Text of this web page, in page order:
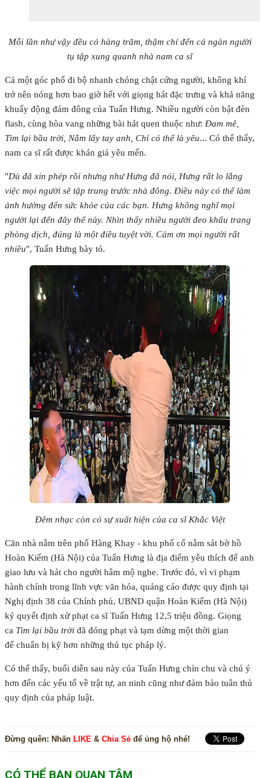
Mỗi lần như vậy đều có hàng trăm, thậm chí đến cả ngàn người
tụ tập xung quanh nhà nam ca sĩ
Cả một góc phố đi bộ nhanh chóng chật cứng người, không khí
trở nên nóng hơn bao giờ hết với giọng hát đặc trưng và khả năng
khuấy động đám đông của Tuấn Hưng. Nhiều người còn bật đèn
flash, cùng hòa vang những bài hát quen thuộc như: Đam mê,
Tìm lại bầu trời, Nắm lấy tay anh, Chỉ có thể là yêu... Có thể thấy,
nam ca sĩ rất được khán giả yêu mến.
"Dù đã xin phép rồi nhưng như Hưng đã nói, Hưng rất lo lắng
việc mọi người sẽ tập trung trước nhà đông. Điều này có thể làm
ảnh hưởng đến sức khỏe của các bạn. Hưng không nghĩ mọi
người lại đến đây thế này. Nhìn thấy nhiều người đeo khẩu trang
phòng dịch, đúng là một điều tuyệt vời. Cảm ơn mọi người rất
nhiều", Tuấn Hưng bày tỏ.
Đêm nhạc còn có sự xuất hiện của ca sĩ Khắc Việt
Căn nhà nằm trên phố Hàng Khay - khu phố cổ nằm sát bờ hồ
Hoàn Kiếm (Hà Nội) của Tuấn Hưng là địa điểm yêu thích để anh
giao lưu và hát cho người hâm mộ nghe. Trước đó, vì vi phạm
hành chính trong lĩnh vực văn hóa, quảng cáo được quy định tại
Nghị định 38 của Chính phủ, UBND quận Hoàn Kiếm (Hà Nội)
ký quyết định xử phạt ca sĩ Tuấn Hưng 12,5 triệu đồng. Giọng
ca Tìm lại bầu trời đã đóng phạt và tạm dừng một thời gian
để chuẩn bị kỹ hơn những thủ tục pháp lý.
Có thể thấy, buổi diễn sau này của Tuấn Hưng chỉn chu và chú ý
hơn đến các yếu tố về trật tự, an ninh cũng như đảm bảo tuân thủ
quy định của pháp luật.
Đừng quên: Nhấn LIKE & Chia Sẻ để ủng hộ nhé!
CÓ THỂ BẠN QUAN TÂM